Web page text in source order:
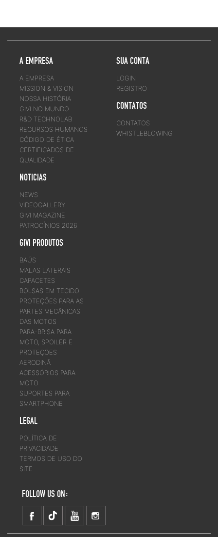
A EMPRESA
A EMPRESA
MISSION & VISION
NOSSA HISTÓRIA
GIVI NO MUNDO
R&D TECHNOLAB
RECURSOS HUMANOS
CÓDIGO DE ÉTICA
CERTIFICADOS DE
QUALIDADE
NOTICIAS
NEWS
VIDEOGALLERY
GIVI MAGAZINE
PATROCÍNIOS 2026
GIVI PRODUTOS
BAÚS
MALAS LATERAIS
CAPACETES
BOLSAS EM TECIDO
PROTEÇÕES PARA AS
PARTES MECÂNICAS
DAS MOTOS
PARA-BRISA PARA
MOTO, SPOILER E
PROTEÇÕES
AERODINÂ
ACESSÓRIOS PARA
MOTO
SUPORTES PARA
SMARTPHONE
LEGAL
POLÍTICA DE
PRIVACIDADE
TERMOS DE USO DO
SITE
SUA CONTA
LOGIN
REGISTRO
CONTATOS
CONTATOS
WHISTLEBLOWING
FOLLOW US ON: